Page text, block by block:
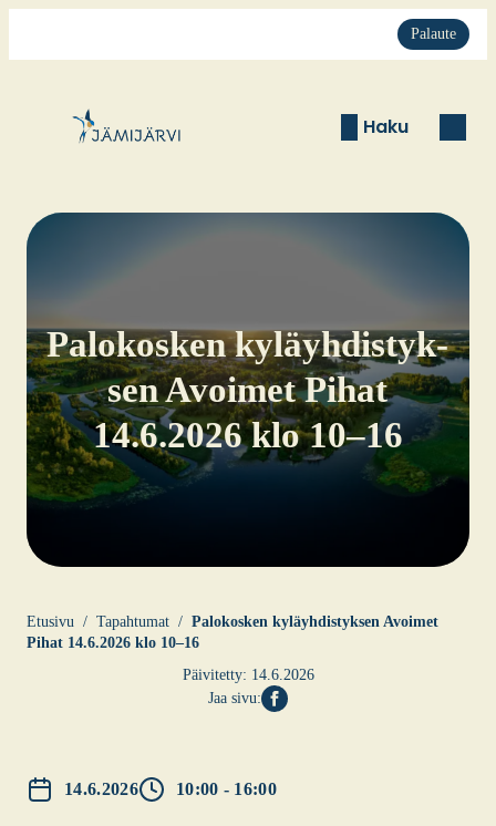
Palaute
Haku
Palo­kos­ken kyläyh­dis­tyk­
sen Avoi­met Pihat
14.6.2026 klo 10–16
Etusi­vu Tapahtumat
Palo­kos­ken kyläyh­dis­tyk­sen Avoi­met
Pihat 14.6.2026 klo 10–16
Päivitetty: 14.6.2026
Jaa sivu:
14.6.2026 10:00 - 16:00